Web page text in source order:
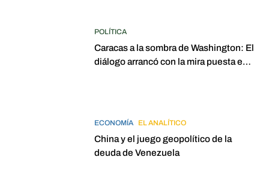
POLÍTICA
Caracas a la sombra de Washington: El
diálogo arrancó con la mira puesta en
ECONOMÍA EL ANALÍTICO
China y el juego geopolítico de la
deuda de Venezuela